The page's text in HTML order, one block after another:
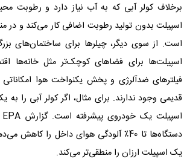
برخلاف کولر آبی که به آب نیاز دارد و رطوبت
اسپیلت بدون تولید رطوبت اضافی کار می‌کند و در
است. از سوی دیگر، چیلرها برای ساختمان‌های
اسپیلت‌ها برای فضاهای کوچک‌تر مثل خانه‌ها
فیلترهای ضدآلرژی و پخش یکنواخت هوا
قدیمی وجود ندارند. برای مثال، اگر کولر آبی را
دستگاه‌ها تا 40٪ آلودگی هوای داخل را
یک اسپیلت ارزان را منطقی‌تر می‌کند.